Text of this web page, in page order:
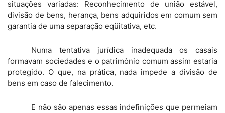
situações variadas: Reconhecimento de união estável,
divisão de bens, herança, bens adquiridos em comum sem
garantia de uma separação eqüitativa, etc.
Numa tentativa jurídica inadequada os casais
formavam sociedades e o patrimônio comum assim estaria
protegido. O que, na prática, nada impede a divisão de
bens em caso de falecimento.
E não são apenas essas indefinições que permeiam